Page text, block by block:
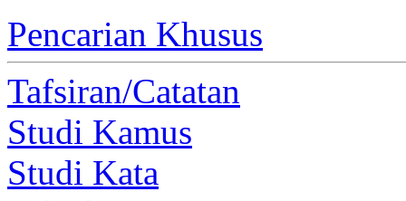
Pencarian Khusus
Tafsiran/Catatan
Studi Kamus
Studi Kata